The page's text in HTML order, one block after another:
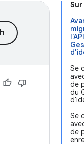
l'API
Se
de
du
Se
de